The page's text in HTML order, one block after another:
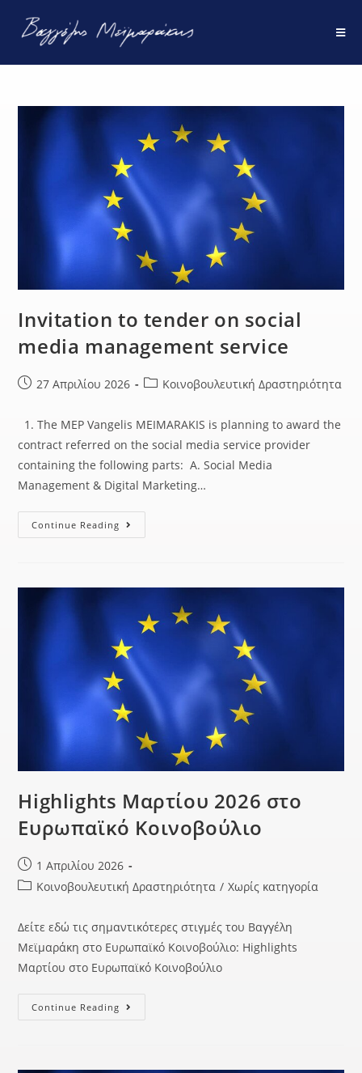
Invitation to tender on social
media management service
27 Απριλίου 2026 Κοινοβουλευτική Δραστηριότητα
1. The MEP Vangelis MEIMARAKIS is planning to award the
contract referred on the social media service provider
containing the following parts: A. Social Media
Management & Digital Marketing…
Continue Reading
Highlights Μαρτίου 2026 στο
Ευρωπαϊκό Κοινοβούλιο
1 Απριλίου 2026
Κοινοβουλευτική Δραστηριότητα / Χωρίς κατηγορία
Δείτε εδώ τις σημαντικότερες στιγμές του Βαγγέλη
Μεϊμαράκη στο Ευρωπαϊκό Κοινοβούλιο: Highlights
Μαρτίου στο Ευρωπαϊκό Κοινοβούλιο
Continue Reading